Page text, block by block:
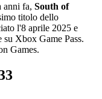
anni fa, South of
titolo dello
l'8 aprile 2025 e
Xbox Game Pass.
Games.